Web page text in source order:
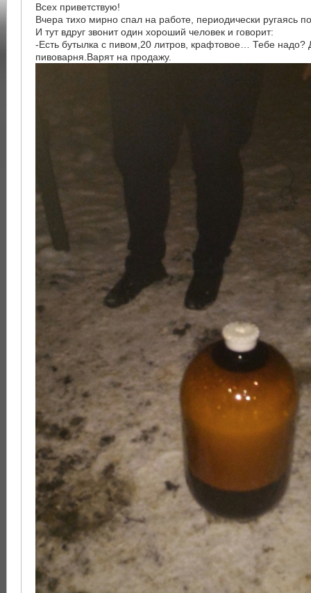
Всех приветствую!
Вчера тихо мирно спал на работе, периодически ругаясь
И тут вдруг звонит один хороший человек и говорит:
-Есть бутылка с пивом,20 литров, крафтовое… Тебе
пивоварня.Варят на продажу.